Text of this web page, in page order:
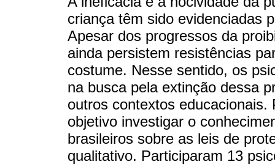
criança têm sido evidenciadas
Apesar dos progressos da
ainda persistem resistências
costume. Nesse sentido, os
na busca pela extinção dessa
outros contextos
objetivo investigar o
brasileiros sobre as leis de
qualitativo. Participaram 13